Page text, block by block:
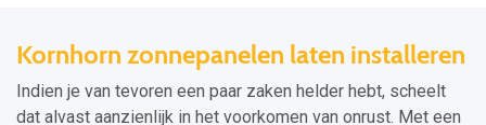
Kornhorn zonnepanelen laten installeren
Indien je van tevoren een paar zaken helder hebt, scheelt
dat alvast aanzienlijk in het voorkomen van onrust. Met een